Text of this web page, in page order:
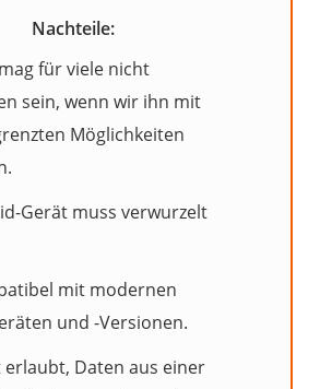
Nachteile:
für viele nicht
sein, wenn wir ihn mit
Möglichkeiten
Gerät muss verwurzelt
mit modernen
und -Versionen.
erlaubt, Daten aus einer